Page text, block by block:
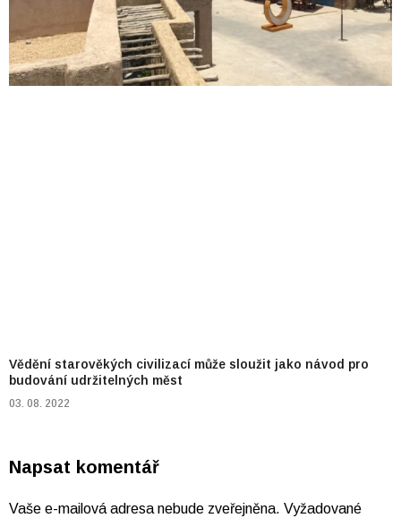
Vědění starověkých civilizací může sloužit jako návod pro
budování udržitelných měst
03. 08. 2022
Napsat komentář
Vaše e-mailová adresa nebude zveřejněna. Vyžadované